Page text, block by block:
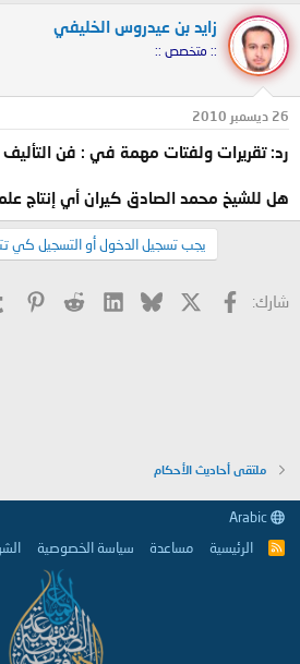
زايد بن عيدروس الخليفي
:: متخصص ::
26 ديسمبر 2010
رد: تقريرات ولفتات مهمة في : فن
هل للشيخ محمد الصادق كيران أي إنتاج
يجب تسجيل الدخول أو التسجيل كي
شارك: فيسبوك Bluesky
LinkedIn
Reddit
ملتقى أحاديث الأحكام
R
الرئيسية مساعدة سياسة الخصوصية